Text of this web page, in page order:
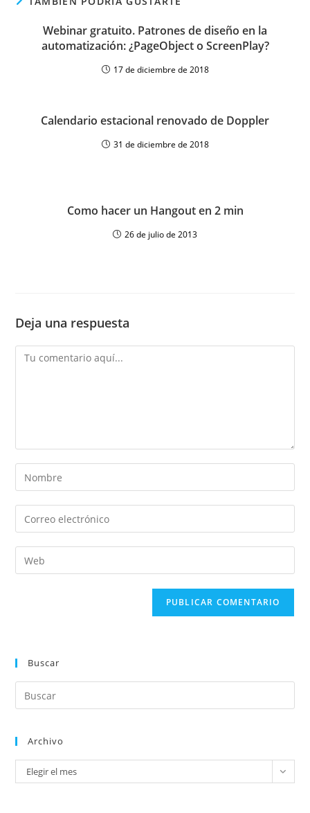
Webinar gratuito. Patrones de diseño en la
automatización: ¿PageObject o ScreenPlay?
17 de diciembre de 2018
Calendario estacional renovado de Doppler
31 de diciembre de 2018
Como hacer un Hangout en 2 min
26 de julio de 2013
Deja una respuesta
Buscar
Archivo
Elegir el mes